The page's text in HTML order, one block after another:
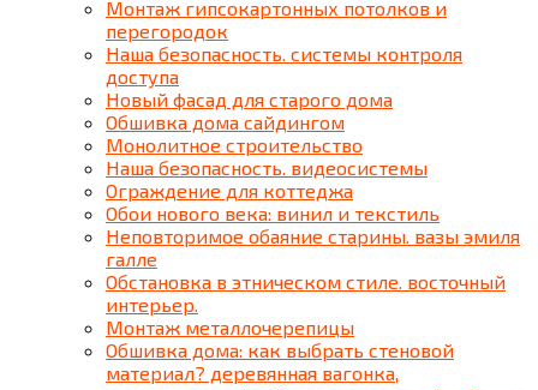
Монтаж гипсокартонных потолков и
перегородок
Наша безопасность. системы контроля
доступа
Новый фасад для старого дома
Обшивка дома сайдингом
Монолитное строительство
Наша безопасность. видеосистемы
Ограждение для коттеджа
Обои нового века: винил и текстиль
Неповторимое обаяние старины. вазы эмиля
галле
Обстановка в этническом стиле. восточный
интерьер.
Монтаж металлочерепицы
Обшивка дома: как выбрать стеновой
материал? деревянная вагонка,